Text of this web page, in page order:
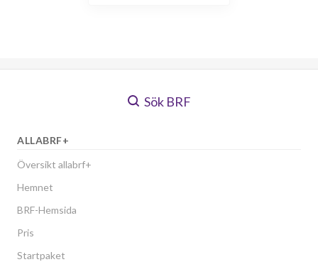
Sök BRF
ALLABRF+
Översikt allabrf+
Hemnet
BRF-Hemsida
Pris
Startpaket